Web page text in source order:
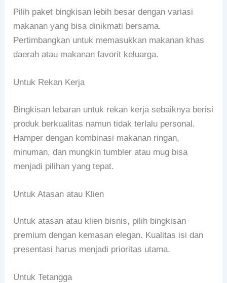
Pilih paket bingkisan lebih besar dengan variasi
makanan yang bisa dinikmati bersama.
Pertimbangkan untuk memasukkan makanan khas
daerah atau makanan favorit keluarga.
Untuk Rekan Kerja
Bingkisan lebaran untuk rekan kerja sebaiknya berisi
produk berkualitas namun tidak terlalu personal.
Hamper dengan kombinasi makanan ringan,
minuman, dan mungkin tumbler atau mug bisa
menjadi pilihan yang tepat.
Untuk Atasan atau Klien
Untuk atasan atau klien bisnis, pilih bingkisan
premium dengan kemasan elegan. Kualitas isi dan
presentasi harus menjadi prioritas utama.
Untuk Tetangga